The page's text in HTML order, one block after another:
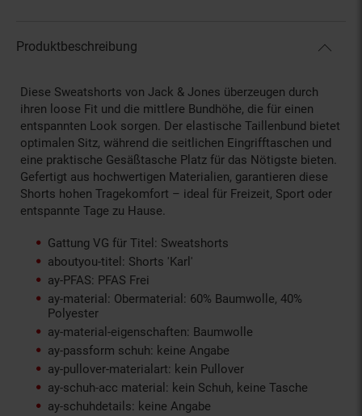
Produktbeschreibung
Diese Sweatshorts von Jack & Jones überzeugen durch
ihren loose Fit und die mittlere Bundhöhe, die für einen
entspannten Look sorgen. Der elastische Taillenbund bietet
optimalen Sitz, während die seitlichen Eingrifftaschen und
eine praktische Gesäßtasche Platz für das Nötigste bieten.
Gefertigt aus hochwertigen Materialien, garantieren diese
Shorts hohen Tragekomfort – ideal für Freizeit, Sport oder
entspannte Tage zu Hause.
Gattung VG für Titel: Sweatshorts
aboutyou-titel: Shorts 'Karl'
ay-PFAS: PFAS Frei
ay-material: Obermaterial: 60% Baumwolle, 40%
Polyester
ay-material-eigenschaften: Baumwolle
ay-passform schuh: keine Angabe
ay-pullover-materialart: kein Pullover
ay-schuh-acc material: kein Schuh, keine Tasche
ay-schuhdetails: keine Angabe